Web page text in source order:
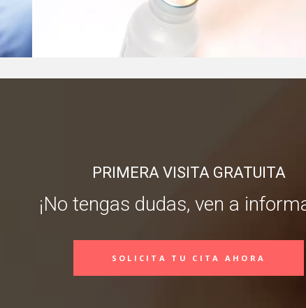
PRIMERA VISITA GRATUITA
¡No tengas dudas, ven a
SOLICITA TU CITA AHORA